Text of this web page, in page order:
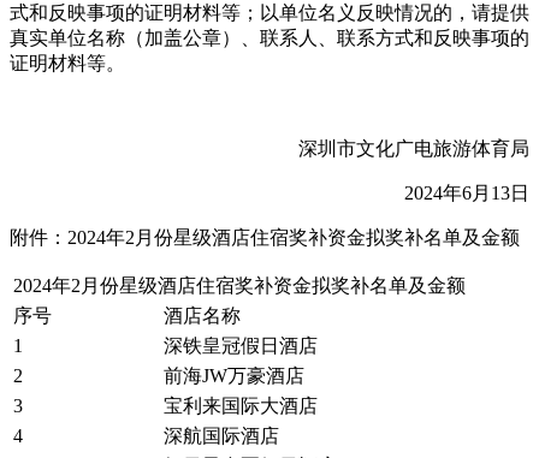
式和反映事项的证明材料等；以单位名义反映情况的，请提供
真实单位名称（加盖公章）、联系人、联系方式和反映事项的
证明材料等。
深圳市文化广电旅游体育局
2024年6月13日
附件：2024年2月份星级酒店住宿奖补资金拟奖补名单及金额
2024年2月份星级酒店住宿奖补资金拟奖补名单及金额
序号
酒店名称
1
深铁皇冠假日酒店
2
前海JW万豪酒店
3
宝利来国际大酒店
4
深航国际酒店